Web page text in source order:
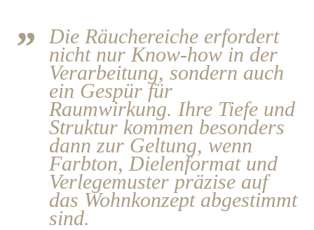
Die Räuchereiche erfordert
nicht nur Know-how in der
Verarbeitung, sondern auch
ein Gespür für
Raumwirkung. Ihre Tiefe und
Struktur kommen besonders
dann zur Geltung, wenn
Farbton, Dielenformat und
Verlegemuster präzise auf
das Wohnkonzept abgestimmt
sind.